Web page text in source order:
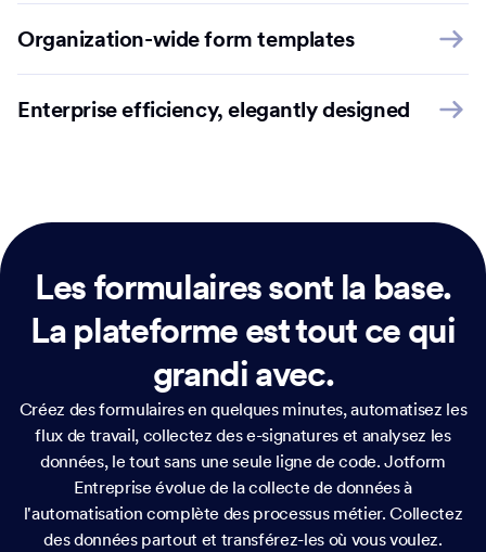
Organization-wide form templates
Enterprise efficiency, elegantly designed
Les formulaires sont la base.
La plateforme est tout ce qui
grandi avec.
Créez des formulaires en quelques minutes, automatisez les
flux de travail, collectez des e-signatures et analysez les
données, le tout sans une seule ligne de code. Jotform
Entreprise évolue de la collecte de données à
l'automatisation complète des processus métier. Collectez
des données partout et transférez-les où vous voulez.